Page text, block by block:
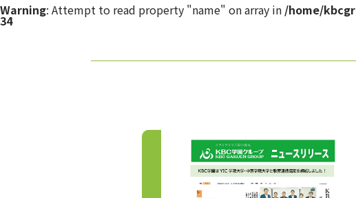
Warning: Attempt to read property "name" on array in /home/
34